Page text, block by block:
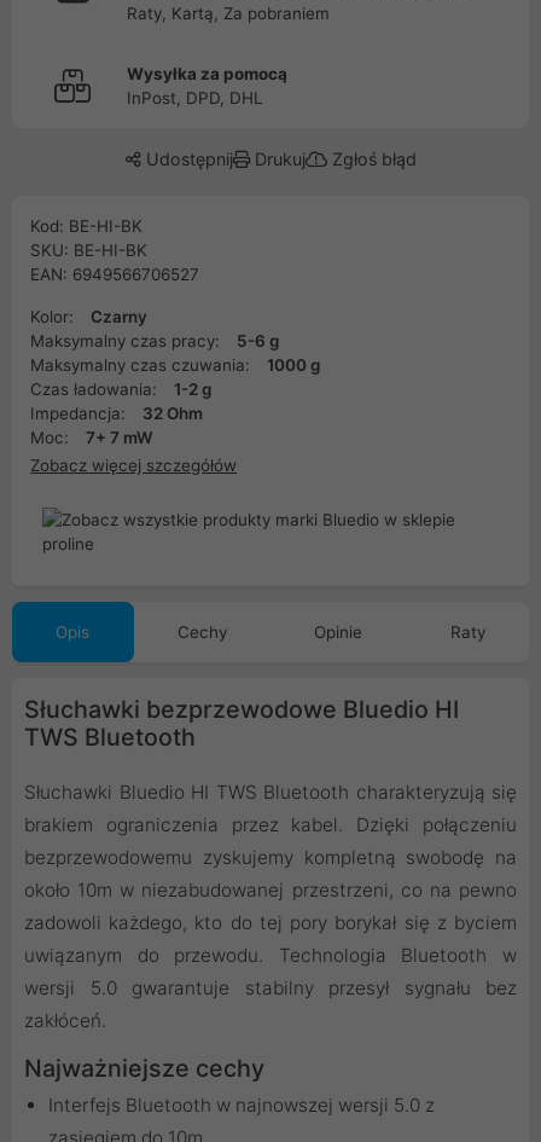
Raty, Kartą, Za pobraniem
Wysyłka za pomocą
InPost, DPD, DHL
Udostępnij Drukuj Zgłoś błąd
Kod: BE-HI-BK
SKU: BE-HI-BK
EAN: 6949566706527
Kolor:
Czarny
Maksymalny czas pracy:
5-6 g
Maksymalny czas czuwania:
1000 g
Czas ładowania:
1-2 g
Impedancja:
32 Ohm
Moc:
7+ 7 mW
Zobacz więcej szczegółów
Opis Cechy Opinie Raty
Słuchawki bezprzewodowe Bluedio HI
TWS Bluetooth
Słuchawki Bluedio HI TWS Bluetooth charakteryzują się
brakiem ograniczenia przez kabel. Dzięki połączeniu
bezprzewodowemu zyskujemy kompletną swobodę na
około 10m w niezabudowanej przestrzeni, co na pewno
zadowoli każdego, kto do tej pory borykał się z byciem
uwiązanym do przewodu. Technologia Bluetooth w
wersji 5.0 gwarantuje stabilny przesył sygnału bez
zakłóceń.
Najważniejsze cechy
Interfejs Bluetooth w najnowszej wersji 5.0 z
zasięgiem do 10m